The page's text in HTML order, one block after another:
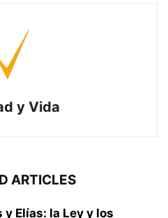
y Vida
ARTICLES
y Elías: la Ley y los